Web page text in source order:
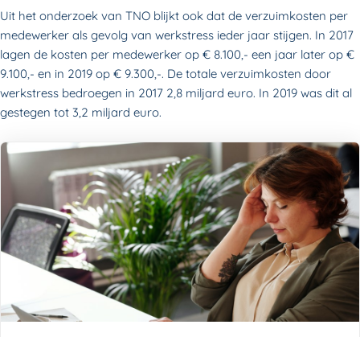
Uit het onderzoek van TNO blijkt ook dat de verzuimkosten per
medewerker als gevolg van werkstress ieder jaar stijgen. In 2017
lagen de kosten per medewerker op € 8.100,- een jaar later op €
9.100,- en in 2019 op € 9.300,-. De totale verzuimkosten door
werkstress bedroegen in 2017 2,8 miljard euro. In 2019 was dit al
gestegen tot 3,2 miljard euro.